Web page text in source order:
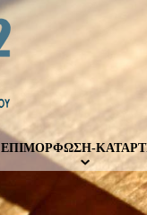
ΕΠΙΜΟΡΦΩΣΗ-